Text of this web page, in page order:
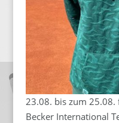
23.08. bis zum 25.08.
Becker International